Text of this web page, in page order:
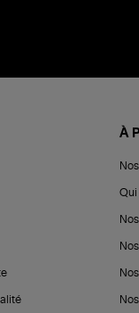
À
Qui